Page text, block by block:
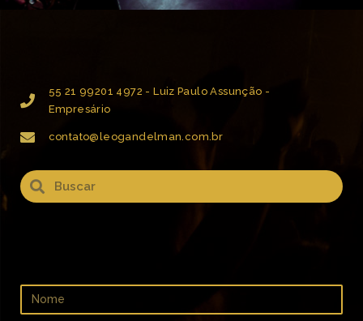
55 21 99201 4972 - Luiz Paulo Assunção -
Empresário
contato@leogandelman.com.br